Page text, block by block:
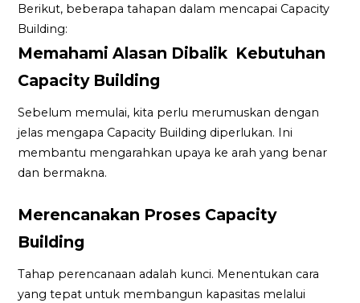
Berikut, beberapa tahapan dalam mencapai Capacity
Building:
Memahami Alasan Dibalik Kebutuhan
Capacity Building
Sebelum memulai, kita perlu merumuskan dengan
jelas mengapa Capacity Building diperlukan. Ini
membantu mengarahkan upaya ke arah yang benar
dan bermakna.
Merencanakan Proses Capacity
Building
Tahap perencanaan adalah kunci. Menentukan cara
yang tepat untuk membangun kapasitas melalui